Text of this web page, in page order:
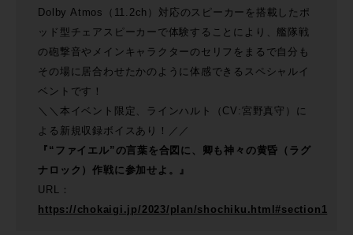
Dolby Atmos（11.2ch）対応のスピーカーを搭載したポ
ッド型チェアスピーカーで体験することにより、艦隊戦
の砲撃音やメインキャラクターのセリフをまるで自分も
その場に居合わせたかのように体感できるスペシャルイ
ベントです！
＼＼本イベント限定、ラインハルト（CV:宮野真守）に
よる新規収録ボイスあり！／／
『“ファイエル”の言葉を合図に、卿も神々の黄昏（ラグ
ナロック）作戦に参加せよ。』
URL：
https://chokaigi.jp/2023/plan/shochiku.html#section1